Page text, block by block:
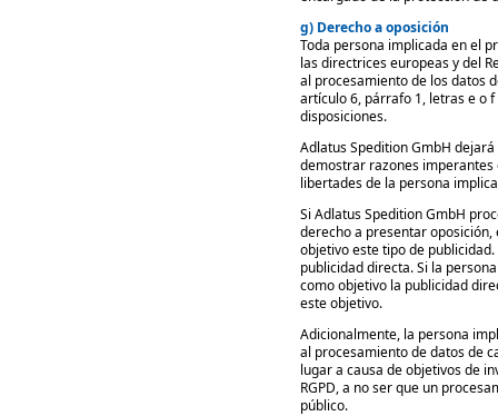
g) Derecho a oposición
Toda persona implicada en el
las directrices europeas y del
al procesamiento de los datos
artículo 6, párrafo 1, letras e o
disposiciones.
Adlatus Spedition GmbH
demostrar razones imperantes
libertades de la persona
Si Adlatus Spedition GmbH
derecho a presentar
objetivo este tipo de
publicidad directa. Si la
como objetivo la publicidad
este objetivo.
Adicionalmente, la persona
al procesamiento de datos de
lugar a causa de objetivos de
RGPD, a no ser que un
público.